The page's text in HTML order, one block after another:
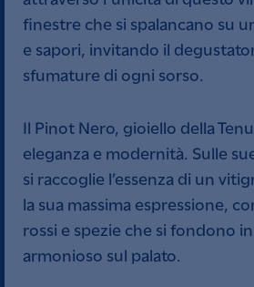
finestre che si spalancano su
e sapori, invitando il
sfumature di ogni sorso.
Il Pinot Nero, gioiello della
eleganza e modernità. Sulle
si raccoglie l’essenza di un
la sua massima espressione,
rossi e spezie che si fondono
armonioso sul palato.